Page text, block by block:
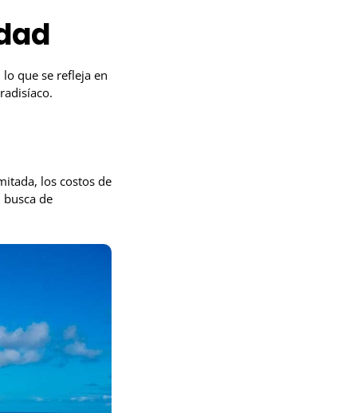
que se refleja en
los costos de
de